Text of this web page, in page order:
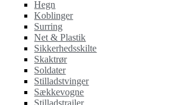
Hegn
Koblinger
Surring
Net & Plastik
Sikkerhedsskilte
Skaktrør
Soldater
Stilladstvinger
Sækkevogne
Stilladstrailer